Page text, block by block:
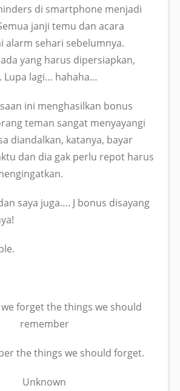
di smartphone menjadi
janji temu dan acara
alarm sehari sebelumnya.
yang harus dipersiapkan,
Lupa lagi… hahaha…
ini menghasilkan bonus
teman sangat menyayangi
diandalkan, katanya, bayar
dan dia gak perlu repot harus
saya juga…. J bonus disayang
forget the things we should
remember
the things we should forget.
Unknown